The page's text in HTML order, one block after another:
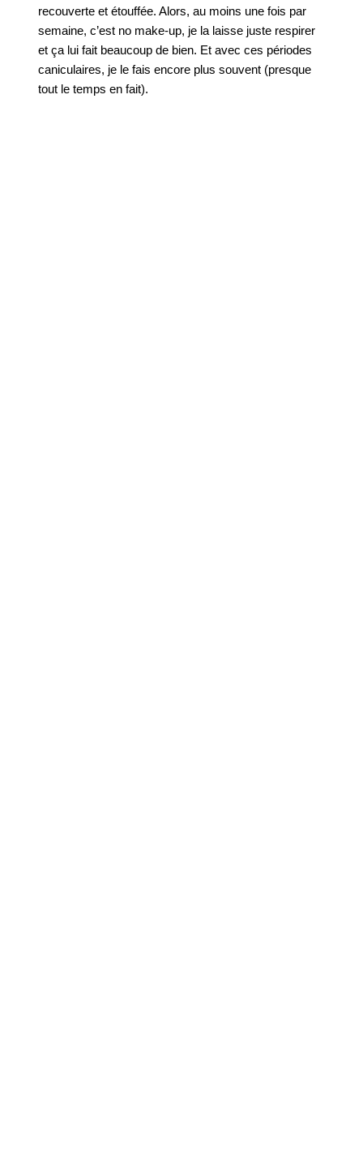
recouverte et étouffée. Alors, au moins une fois par
semaine, c’est no make-up, je la laisse juste respirer
et ça lui fait beaucoup de bien. Et avec ces périodes
caniculaires, je le fais encore plus souvent (presque
tout le temps en fait).